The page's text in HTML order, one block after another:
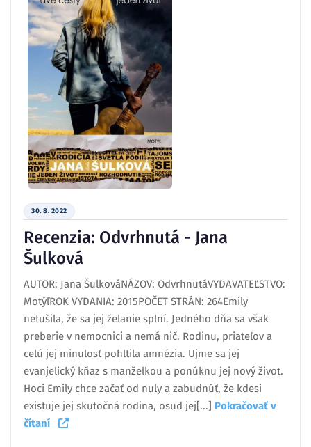
30. 8. 2022
Recenzia: Odvrhnutá - Jana
Šulková
AUTOR: Jana ŠulkováNÁZOV: OdvrhnutáVYDAVATEĽSTVO:
MotýľROK VYDANIA: 2015POČET STRÁN: 264Emily
netušila, že sa jej želanie splní. Jedného dňa sa však
preberie v nemocnici a nemá nič. Rodinu, priateľov a
celú jej minulosť pohltila amnézia. Ujme sa jej
evanjelický kňaz s manželkou a ponúknu jej nový život.
Hoci Emily chce začať od nuly a zabudnúť, že kdesi
existuje jej skutočná rodina, osud jej[...] Pokračovať v
čítaní